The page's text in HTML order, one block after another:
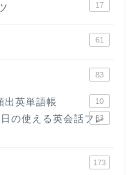
17
61
83
出英単語帳 10
の使える英会話フレ
63
173